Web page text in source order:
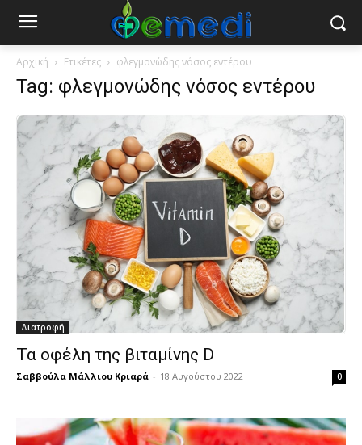
Αρχική Ετικέτες φλεγμονώδης νόσος εντέρου
Tag: φλεγμονώδης νόσος εντέρου
Διατροφή
Τα οφέλη της βιταμίνης D
Σαββούλα Μάλλιου Κριαρά - 18 Αυγούστου 2022 0